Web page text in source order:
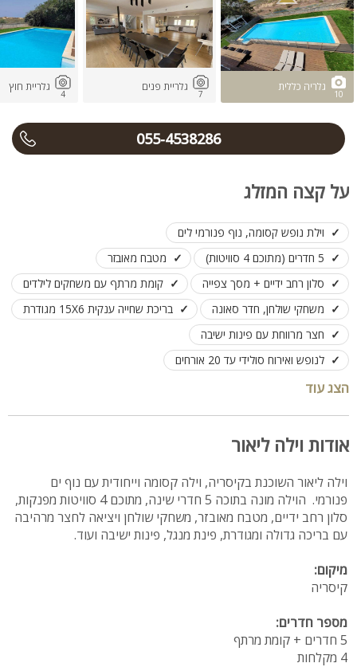
10
גלריה כללית
7
גלריית פנים
4
גלריית חוץ
055-4538286
על קצה המזלג
וילת נופש קסומה, נוף פנורמי לים
5 חדרים (מתוכם 4 סוויטות)
מטבח מאובזר
סלון רחב ידיים + מסך צפייה
קומת מרתף עם משחקים לילדים
משחקי שולחן, חדר סאונה
בריכת שחייה ענקית 15X6 מגודרת
חצר מרווחת עם פינות ישיבה
לנופש ואירוח סולידי עד 20 אורחים
הצג עוד
אודות וילה ליאור
וילה ליאור השוכנת בקיסריה, וילה קסומה וייחודית עם נוף ים
פנורמי. הוילה מונה בתוכה 5 חדרי שינה, מתוכם 4 סוויטות מפנקות,
סלון רחב ידיים, מטבח מאובזר, משחקי שולחן ויציאה לחצר מרהיבה
עם בריכה גדולה ומגודרת, פינת מנגל, פינות ישיבה ועוד.
מיקום:
קיסריה
מספר חדרים:
5 חדרים + קומת מרתף
4 מקלחות